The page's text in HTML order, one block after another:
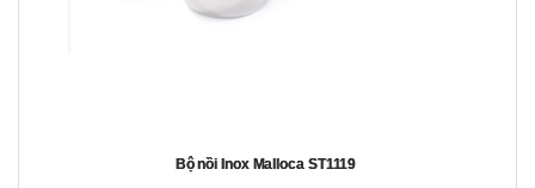
Bộ nồi Inox Malloca ST1119